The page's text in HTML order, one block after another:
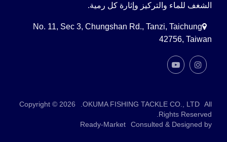
الشغف للماء والتركيز وإثارة كل رمية.
No. 11, Sec 3, Chungshan Rd., Tanzi, Taichung
42756, Taiwan
Copyright © 2026 OKUMA FISHING TACKLE CO., LTD. All
Rights Reserved.
Consulted & Designed by
Ready-Market